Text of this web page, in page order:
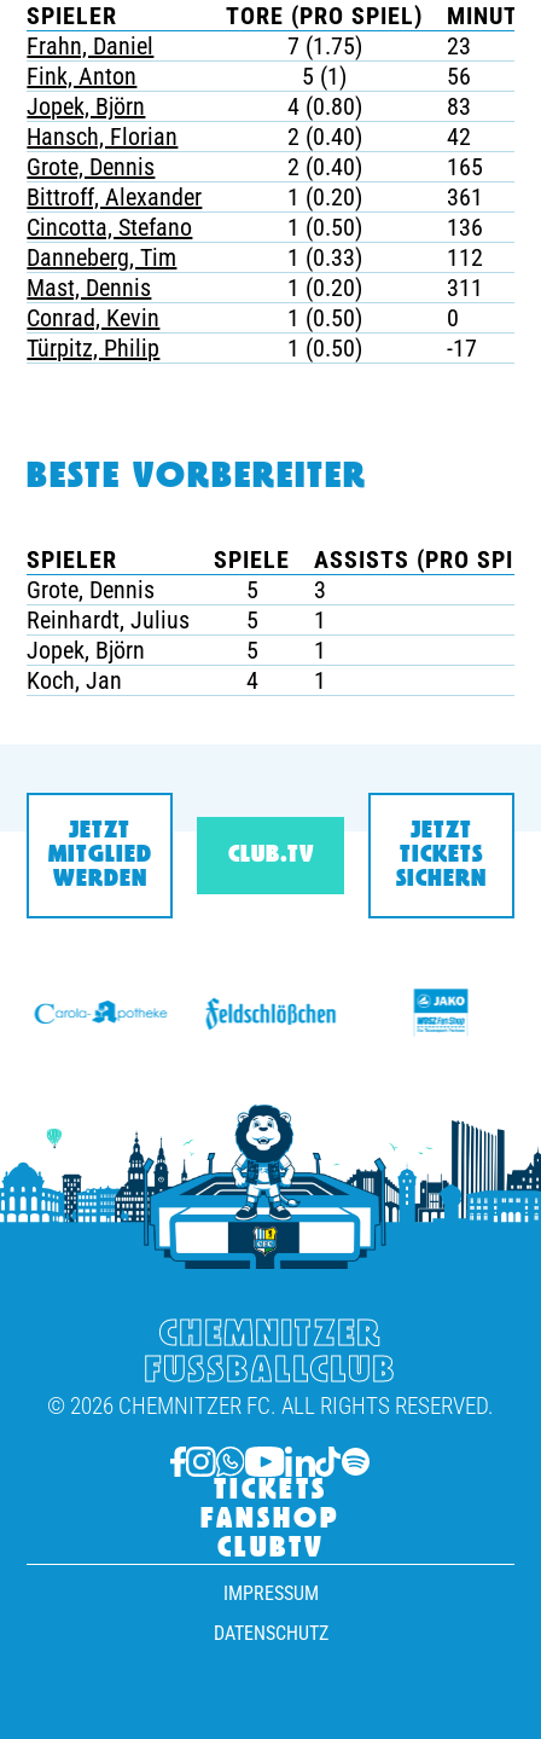
SPIELER TORE (PRO SPIEL)
Frahn, Daniel
7 (1.75)
23
Fink, Anton
5 (1)
56
Jopek, Björn
4 (0.80)
83
Hansch, Florian
2 (0.40)
42
Grote, Dennis
2 (0.40)
165
Bittroff, Alexander
1 (0.20)
361
Cincotta, Stefano
1 (0.50)
136
Danneberg, Tim
1 (0.33)
112
Mast, Dennis
1 (0.20)
311
Conrad, Kevin
1 (0.50)
0
Türpitz, Philip
1 (0.50) -17
BESTE VORBEREITER
SPIELER SPIELE
ASSISTS (PRO
Grote, Dennis
5
3
Reinhardt, Julius
5
1
Jopek, Björn
5
1
Koch, Jan
4 1
JETZT
MITGLIED
WERDEN
CLUB.TV
JETZT
TICKETS
SICHERN
CHEMNITZER
FUSSBALLCLUB
© 2026 CHEMNITZER FC. ALL RIGHTS RESERVED.
TICKETS
FANSHOP
CLUBTV
IMPRESSUM
DATENSCHUTZ